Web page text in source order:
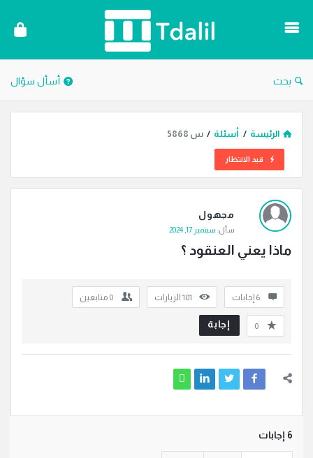
الترجمة
بحث أسأل سؤال
الرئيسة / أسئلة / س 5868
قيد الانتظار
دليل
الترجمة
أسئلة
مجهول
سأل: سبتمبر 17, 2024
ماذا يعني العنقود ؟
‫6 إجابات 101 الزيارات 0 متابعين
0 إجابة
‫6 إجابات